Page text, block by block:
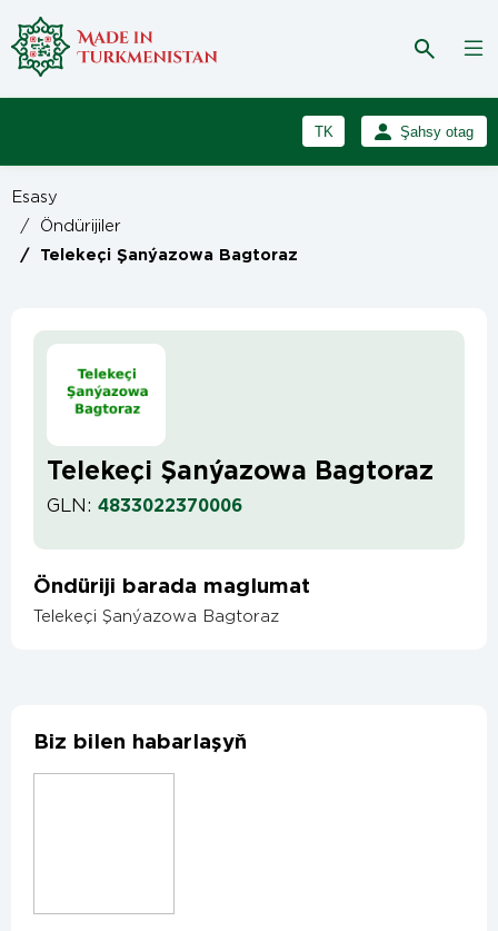
TK
RU
Şahsy otag
Esasy
/
Öndürijiler
/ Telekeçi Şanýazowa Bagtoraz
Telekeçi Şanýazowa Bagtoraz
GLN: 4833022370006
Öndüriji barada maglumat
Telekeçi Şanýazowa Bagtoraz
Biz bilen habarlaşyň